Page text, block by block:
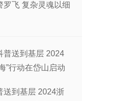
飞 复杂灵魂以细
送到基层 2024浙